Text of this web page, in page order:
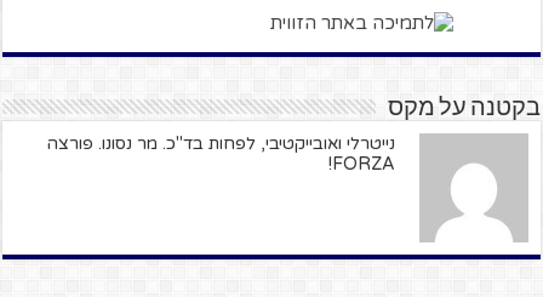
בקטנה על מקס
נייטרלי ואובייקטיבי, לפחות בד"כ. מר נסונו. פורצה
FORZA!